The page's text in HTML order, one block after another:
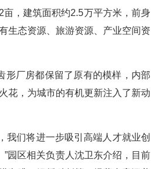
，建筑面积约2.5万平方米，前身
生态资源、旅游资源、产业空间资
形厂房都保留了原有的模样，内部
花，为城市的有机更新注入了新动
我们将进一步吸引高端人才就业创
园区相关负责人沈卫东介绍，目前